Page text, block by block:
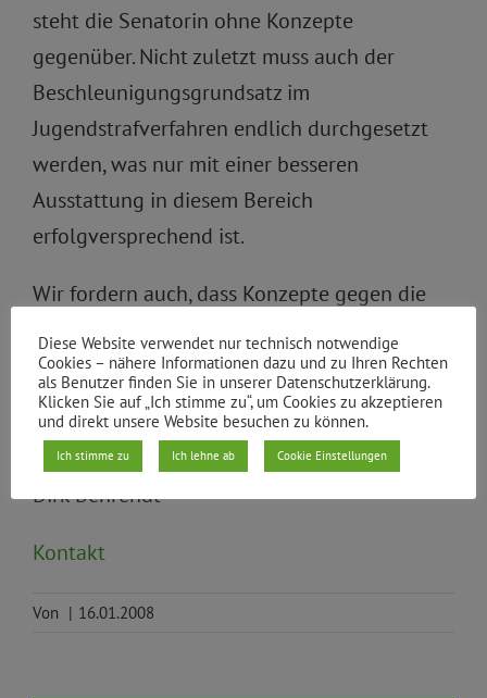
steht die Senatorin ohne Konzepte
gegenüber. Nicht zuletzt muss auch der
Beschleunigungsgrundsatz im
Jugendstrafverfahren endlich durchgesetzt
werden, was nur mit einer besseren
Ausstattung in diesem Bereich
erfolgversprechend ist.
Wir fordern auch, dass Konzepte gegen die
Jugend, Bildung und Familie diskutiert
werden, um die Ursachen der Jugendgewalt
zu bekämpfen.
Dirk Behrendt
Kontakt
Von | 16.01.2008
Diese Website verwendet nur technisch notwendige
Cookies – nähere Informationen dazu und zu Ihren Rechten
als Benutzer finden Sie in unserer Datenschutzerklärung.
Klicken Sie auf „Ich stimme zu“, um Cookies zu akzeptieren
und direkt unsere Website besuchen zu können.
Ich stimme zu Ich lehne ab Cookie Einstellungen